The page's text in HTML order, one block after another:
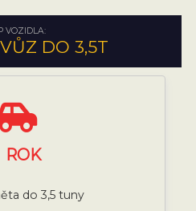
VOZIDLA:
DO 3,5T
ROK
do 3,5 tuny